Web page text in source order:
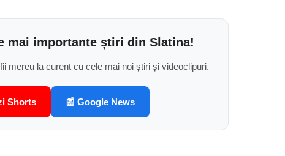
mai importante știri din Slatina!
mereu la curent cu cele mai noi știri și videoclipuri.
Shorts 📰 Google News